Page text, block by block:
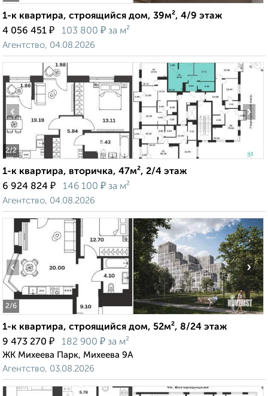
1-к квартира, строящийся дом, 39м², 4/9 этаж
4 056 451 ₽ 103 800 ₽ за м²
Агентство, 04.08.2026
2/2
‹ ›
1-к квартира, вторичка, 47м², 2/4 этаж
6 924 824 ₽ 146 100 ₽ за м²
Агентство, 04.08.2026
2/6
‹ ›
1-к квартира, строящийся дом, 52м², 8/24 этаж
9 473 270 ₽ 182 900 ₽ за м²
ЖК Михеева Парк, Михеева 9А
Агентство, 03.08.2026